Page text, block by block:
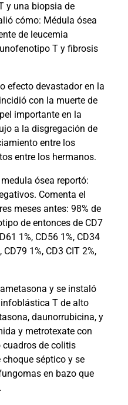
y una biopsia de
cómo: Médula ósea
de leucemia
T y fibrosis
efecto devastador en la
con la muerte de
importante en la
a la disgregación de
entre los
entre los hermanos.
ósea reportó:
Comenta el
meses antes: 98% de
de entonces de CD7
1%, CD56 1%, CD34
1%, CD3 CIT 2%,
y se instaló
T de alto
daunorrubicina, y
y metrotexate con
de colitis
séptico y se
en bazo que